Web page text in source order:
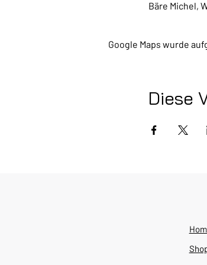
Bäre Michel,
Google Maps wurde
Diese